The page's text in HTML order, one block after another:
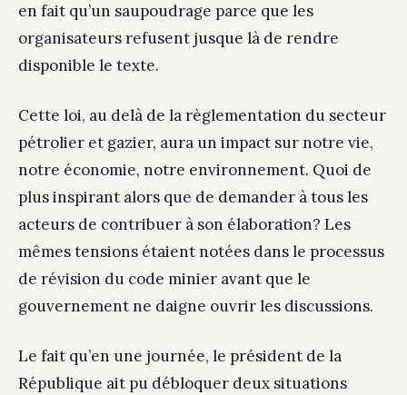
en fait qu’un saupoudrage parce que les
organisateurs refusent jusque là de rendre
disponible le texte.
Cette loi, au delà de la règlementation du secteur
pétrolier et gazier, aura un impact sur notre vie,
notre économie, notre environnement. Quoi de
plus inspirant alors que de demander à tous les
acteurs de contribuer à son élaboration? Les
mêmes tensions étaient notées dans le processus
de révision du code minier avant que le
gouvernement ne daigne ouvrir les discussions.
Le fait qu’en une journée, le président de la
République ait pu débloquer deux situations